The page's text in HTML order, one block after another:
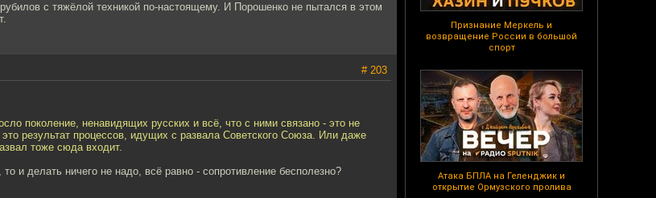
Признание Меркель и
возвращение России в большой
спорт
Атака БПЛА на Геленджик и
открытие Ормузского пролива
с тяжёлой техникой по-настоящему. И Порошенко не пытался в этом
# 203
поколение, ненавидящих русских и всё, что с ними связано - это не
результат процессов, идущих с развала Советского Союза. Или даже
тоже сюда входит.
и делать ничего не надо, всё равно - сопротивление бесполезно?